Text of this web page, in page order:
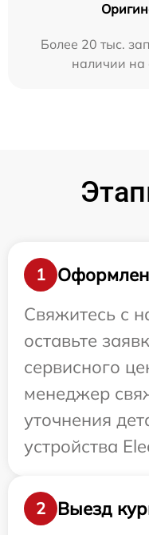
Более 20 тыс.
наличии на
1
Свяжитесь с
оставьте
сервисного
менеджер
уточнения
устройства
2
Выезд